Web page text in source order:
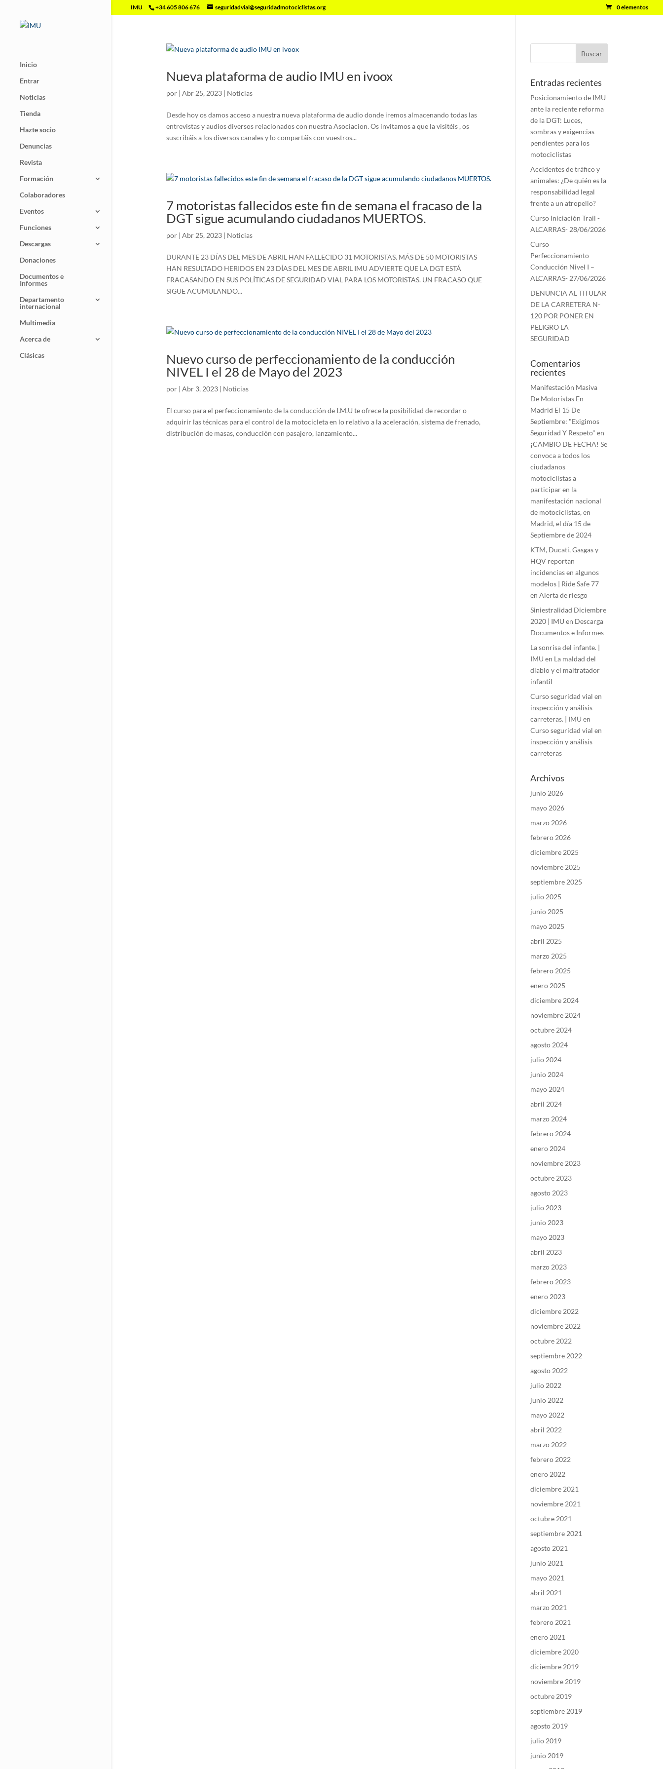
IMU +34 605 806 676 seguridadvial@seguridadmotociclistas.org 0 elementos
Inicio
Entrar
Noticias
Tienda
Hazte socio
Denuncias
Revista
Formación
Colaboradores
Eventos
Funciones
Descargas
Donaciones
Documentos e
Informes
Departamento
internacional
Multimedia
Acerca de
Clásicas
Nueva plataforma de audio IMU en ivoox
por | Abr 25, 2023| Noticias
Desde hoy os damos acceso a nuestra nueva plataforma de audio donde iremos almacenando todas las
entrevistas y audios diversos relacionados con nuestra Asociacion. Os invitamos a que la visitéis , os
suscribáis a los diversos canales y lo compartáis con vuestros...
7 motoristas fallecidos este fin de semana el fracaso de la
DGT sigue acumulando ciudadanos MUERTOS.
por | Abr 25, 2023| Noticias
DURANTE 23 DÍAS DEL MES DE ABRIL HAN FALLECIDO 31 MOTORISTAS. MÁS DE 50 MOTORISTAS
HAN RESULTADO HERIDOS EN 23 DÍAS DEL MES DE ABRIL IMU ADVIERTE QUE LA DGT ESTÁ
FRACASANDO EN SUS POLÍTICAS DE SEGURIDAD VIAL PARA LOS MOTORISTAS. UN FRACASO QUE
SIGUE ACUMULANDO...
Nuevo curso de perfeccionamiento de la conducción
NIVEL I el 28 de Mayo del 2023
por | Abr 3, 2023| Noticias
El curso para el perfeccionamiento de la conducción de I.M.U te ofrece la posibilidad de recordar o
adquirir las técnicas para el control de la motocicleta en lo relativo a la aceleración, sistema de frenado,
distribución de masas, conducción con pasajero, lanzamiento...
Entradas recientes
Posicionamiento de IMU
ante la reciente reforma
de la DGT: Luces,
sombras y exigencias
pendientes para los
motociclistas
Accidentes de tráfico y
animales: ¿De quién es la
responsabilidad legal
frente a un atropello?
Curso Iniciación Trail -
ALCARRAS- 28/06/2026
Curso
Perfeccionamiento
Conducción Nivel I –
ALCARRAS- 27/06/2026
DENUNCIA AL TITULAR
DE LA CARRETERA N-
120 POR PONER EN
PELIGRO LA
SEGURIDAD
Comentarios
recientes
Manifestación Masiva
De Motoristas En
Madrid El 15 De
Septiembre: "Exigimos
Seguridad Y Respeto" en
¡CAMBIO DE FECHA! Se
convoca a todos los
ciudadanos
motociclistas a
participar en la
manifestación nacional
de motociclistas, en
Madrid, el día 15 de
Septiembre de 2024
KTM, Ducati, Gasgas y
HQV reportan
incidencias en algunos
modelos | Ride Safe 77
enAlerta de riesgo
Siniestralidad Diciembre
2020 | IMU en Descarga
Documentos e Informes
La sonrisa del infante. |
IMU en La maldad del
diablo y el maltratador
infantil
Curso seguridad vial en
inspección y análisis
carreteras. | IMU en
Curso seguridad vial en
inspección y análisis
carreteras
Archivos
junio 2026
mayo 2026
marzo 2026
febrero 2026
diciembre 2025
noviembre 2025
septiembre 2025
julio 2025
junio 2025
mayo 2025
abril 2025
marzo 2025
febrero 2025
enero 2025
diciembre 2024
noviembre 2024
octubre 2024
agosto 2024
julio 2024
junio 2024
mayo 2024
abril 2024
marzo 2024
febrero 2024
enero 2024
noviembre 2023
octubre 2023
agosto 2023
julio 2023
junio 2023
mayo 2023
abril 2023
marzo 2023
febrero 2023
enero 2023
diciembre 2022
noviembre 2022
octubre 2022
septiembre 2022
agosto 2022
julio 2022
junio 2022
mayo 2022
abril 2022
marzo 2022
febrero 2022
enero 2022
diciembre 2021
noviembre 2021
octubre 2021
septiembre 2021
agosto 2021
junio 2021
mayo 2021
abril 2021
marzo 2021
febrero 2021
enero 2021
diciembre 2020
diciembre 2019
noviembre 2019
octubre 2019
septiembre 2019
agosto 2019
julio 2019
junio 2019